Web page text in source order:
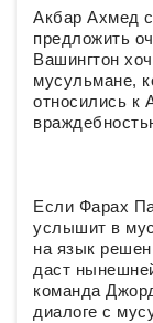
Акбар Ахмед
предложить
Вашингтон
мусульмане,
относились к
Если Фарах
услышит в
на язык
даст
команда
диалоге с